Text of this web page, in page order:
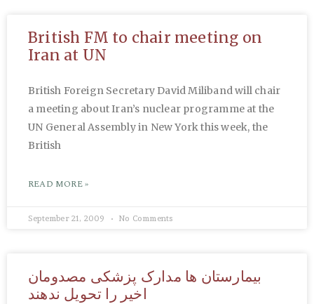
British FM to chair meeting on
Iran at UN
British Foreign Secretary David Miliband will chair
a meeting about Iran’s nuclear programme at the
UN General Assembly in New York this week, the
British
READ MORE »
September 21, 2009 No Comments
بیمارستان ها مدارک پزشکی مصدومان
اخیر را تحویل ندهند